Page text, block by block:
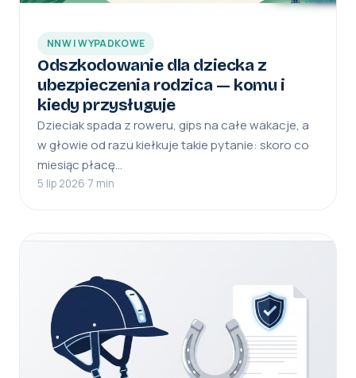
NNW I WYPADKOWE
Odszkodowanie dla dziecka z
ubezpieczenia rodzica — komu i
kiedy przysługuje
Dzieciak spada z roweru, gips na całe wakacje, a
w głowie od razu kiełkuje takie pytanie: skoro co
miesiąc płacę…
5 lip 2026·7 min